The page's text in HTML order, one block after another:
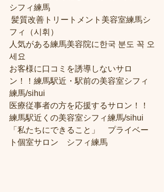
シフィ練馬
フィ（시휘）
人気がある練馬美容院に한국 분도 꼭 오
세요
お客様に口コミを誘導しないサロ
ン！！練馬駅近・駅前の美容室シフィ
練馬/sihui
医療従事者の方を応援するサロン！！
練馬駅近くの美容室シフィ練馬/sihui
「私たちにできること」　プライベー
ト個室サロン　シフィ練馬